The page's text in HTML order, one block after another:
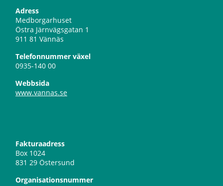
Adress
Medborgarhuset
Östra Järnvägsgatan 1
911 81 Vännäs
Telefonnummer växel
0935-140 00
Webbsida
www.vannas.se
Fakturaadress
Box 1024
831 29 Östersund
Organisationsnummer